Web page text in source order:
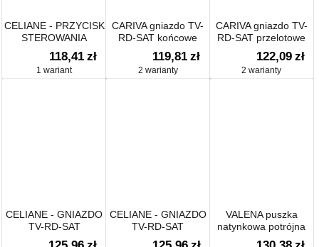
CELIANE - PRZYCISK
STEROWANIA
ROLETAMI
118,41 zł
1 wariant
CARIVA gniazdo TV-
RD-SAT końcowe
119,81 zł
2 warianty
CARIVA gniazdo TV-
RD-SAT przelotowe
122,09 zł
2 warianty
CELIANE - GNIAZDO
TV-RD-SAT
KOŃCOWE 10DB
CELIANE - GNIAZDO
TV-RD-SAT
PRZELOTOWE 14DB
VALENA puszka
natynkowa potrójna